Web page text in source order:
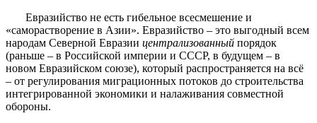
Евразийство не есть гибельное всесмешение и
«саморастворение в Азии». Евразийство – это выгодный всем
народам Северной Евразии централизованный порядок
(раньше – в Российской империи и СССР, в будущем – в
новом Евразийском союзе), который распространяется на всё
– от регулирования миграционных потоков до строительства
интегрированной экономики и налаживания совместной
обороны.